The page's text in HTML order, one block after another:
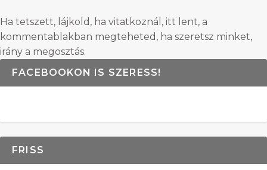
Ha tetszett, lájkold, ha vitatkoznál, itt lent, a
kommentablakban megteheted, ha szeretsz minket,
irány a megosztás.
FACEBOOKON IS SZERESS!
FRISS